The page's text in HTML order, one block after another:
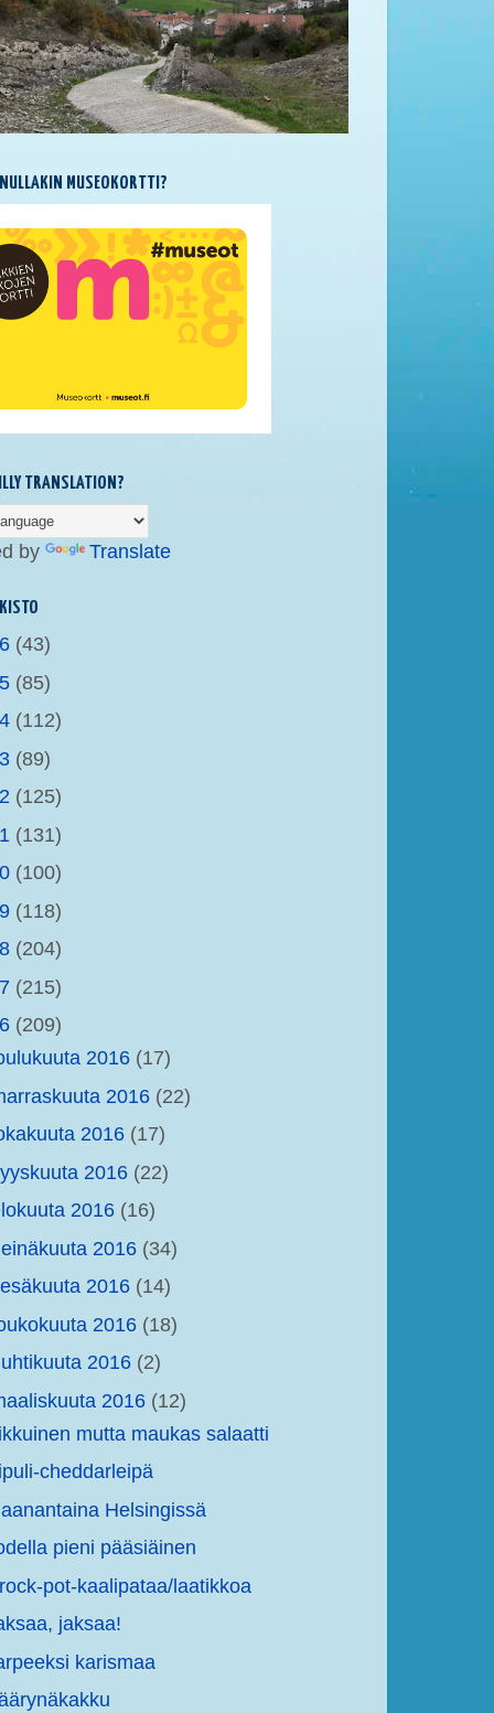
MUSEOKORTTI?
TRANSLATION?
by Translate
(43)
(85)
(112)
(89)
(125)
(131)
(100)
(118)
(204)
(215)
(209)
2016 (17)
2016 (22)
2016 (17)
2016 (22)
2016 (16)
2016 (34)
2016 (14)
2016 (18)
2016 (2)
2016 (12)
mutta maukas salaatti
cheddarleipä
Helsingissä
pieni pääsiäinen
pot-kaalipataa/laatikkoa
jaksaa!
karismaa